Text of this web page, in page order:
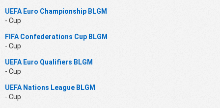
UEFA Euro Championship BLGM
- Cup
FIFA Confederations Cup BLGM
- Cup
UEFA Euro Qualifiers BLGM
- Cup
UEFA Nations League BLGM
- Cup